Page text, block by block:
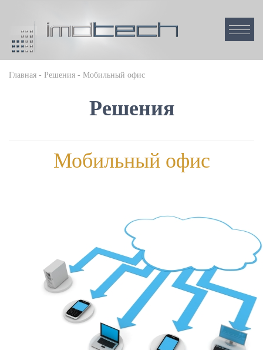
Главная Решения Мобильный офис
Решения
Мобильный офис